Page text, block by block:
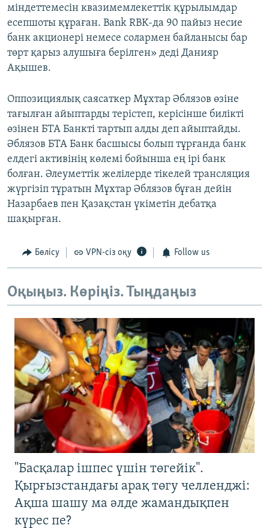
міндеттемесін квазимемлекеттік құрылымдар
есепшоты құраған. Bank RBK-да 90 пайыз несие
банк акционері немесе солармен байланысы бар
төрт қарыз алушыға берілген» деді Данияр
Ақышев.
Оппозициялық саясаткер Мұхтар Әблязов өзіне
тағылған айыптарды терістеп, керісінше билікті
өзінен БТА Банкті тартып алды деп айыптайды.
Әблязов БТА Банк басшысы болып тұрғанда банк
елдегі активінің көлемі бойынша ең ірі банк
болған. Әлеуметтік желілерде тікелей трансляция
жүргізіп тұратын Мұхтар Әблязов бұған дейін
Назарбаев пен Қазақстан үкіметін дебатқа
шақырған.
Бөлісу VPN-сіз оқу Follow us
Оқыңыз. Көріңіз. Тыңдаңыз
"Басқалар ішпес үшін төгейік".
Қырғызстандағы арақ төгу челленджі:
Ақша шашу ма әлде жамандықпен
күрес пе?